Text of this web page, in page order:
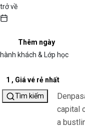
trở về
Thêm ngày
hành khách & Lớp học
1 , Giá vé rẻ nhất
Tìm kiếm
capital
a